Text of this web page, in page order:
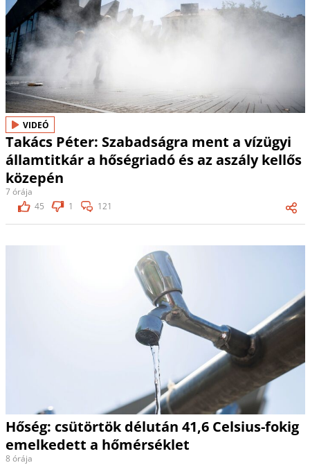
VIDEÓ
Takács Péter: Szabadságra ment a vízügyi
államtitkár a hőségriadó és az aszály kellős
közepén
7 órája
45
1 121
Hőség: csütörtök délután 41,6 Celsius-fokig
emelkedett a hőmérséklet
8 órája